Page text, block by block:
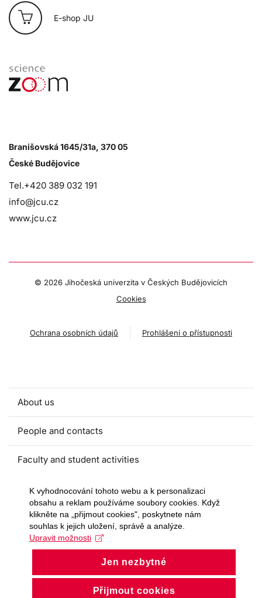
E-shop JU
Branišovská 1645/31a, 370 05
České Budějovice
Tel.+420 389 032 191
info@jcu.cz
www.jcu.cz
© 2026 Jihočeská univerzita v Českých Budějovicích
Cookies
Ochrana osobních údajů Prohlášení o přístupnosti
About us
People and contacts
Faculty and student activities
Projects and strategic partnerships
Documents
European sustainable development week
Currently
K vyhodnocování tohoto webu a k personalizaci
obsahu a reklam používáme soubory cookies. Když
klikněte na „přijmout cookies", poskytnete nám
souhlas k jejich uložení, správě a analýze.
Upravit možnosti
Jen nezbytné
Přijmout cookies